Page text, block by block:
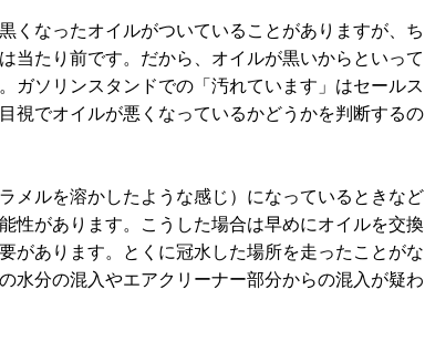
くなったオイルがついていることがありますが、ち
当たり前です。だから、オイルが黒いからといって
ガソリンスタンドでの「汚れています」はセールス
視でオイルが悪くなっているかどうかを判断するの
メルを溶かしたような感じ）になっているときなど
性があります。こうした場合は早めにオイルを交換
があります。とくに冠水した場所を走ったことがな
水分の混入やエアクリーナー部分からの混入が疑わ